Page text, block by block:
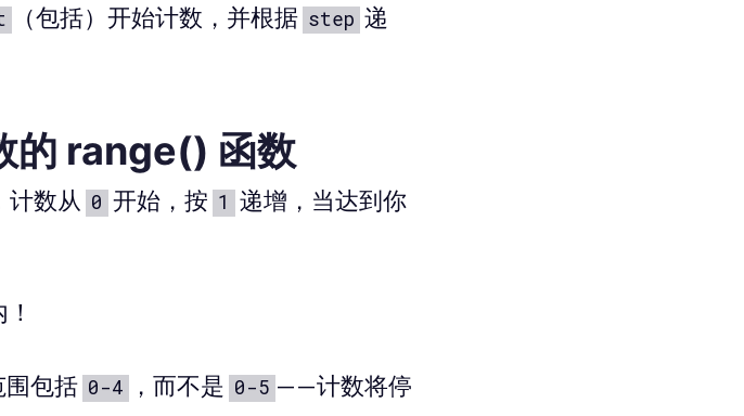
（包括）开始计数，并根据 step 递
的 range() 函数
计数从 0 开始，按 1 递增，当达到你
围包括 0-4 ，而不是 0-5 ——计数将停